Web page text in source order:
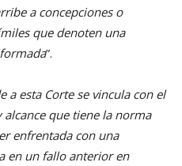
a concepciones o
que denoten una
”.
a esta Corte se vincula con el
que tiene la norma
enfrentada con una
en un fallo anterior en